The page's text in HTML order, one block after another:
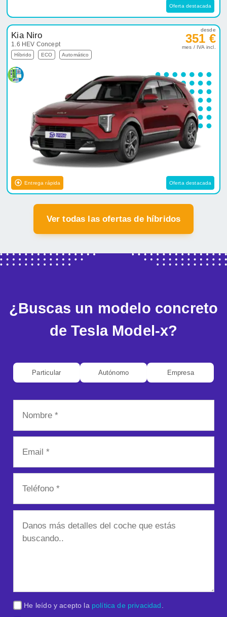
Oferta destacada
Kia Niro
1.6 HEV Concept
Híbrido ECO Automático
desde
351 €
mes / IVA incl.
Entrega rápida Oferta destacada
Ver todas las ofertas de híbridos
¿Buscas un modelo concreto
de Tesla Model-x?
Particular Autónomo Empresa
He leído y acepto la política de privacidad